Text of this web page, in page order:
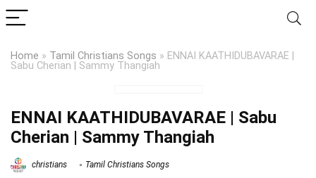
Home » Tamil Christians Songs » ENNAI KAATHIDUBAVARAE |
Sabu Cherian | Sammy Thangiah
ENNAI KAATHIDUBAVARAE | Sabu
Cherian | Sammy Thangiah
christians Tamil Christians Songs